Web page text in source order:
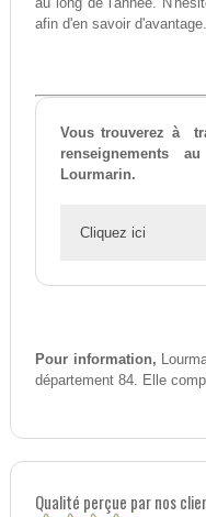
afin d'en savoir d'avantage.
Vous trouverez à
renseignements
Lourmarin.
Cliquez ici
Pour information,
département 84. Elle
Qualité perçue par nos